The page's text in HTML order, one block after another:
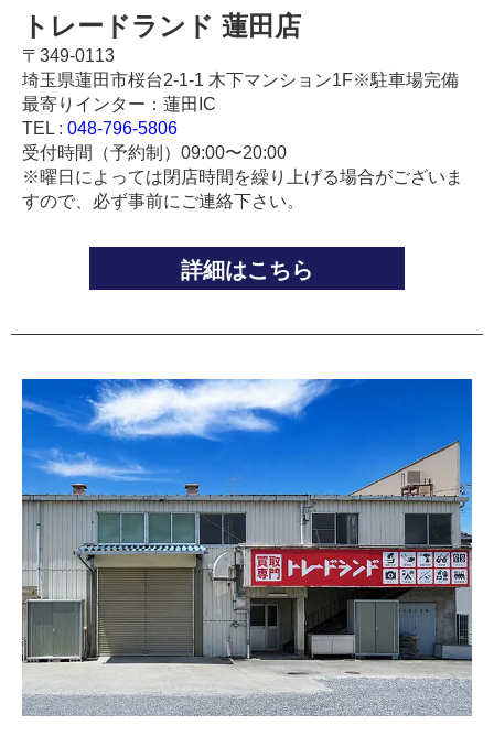
トレードランド 蓮田店
〒349-0113
埼玉県蓮田市桜台2-1-1 木下マンション1F※駐車場完備
最寄りインター：蓮田IC
TEL : 048-796-5806
受付時間（予約制）09:00〜20:00
※曜日によっては閉店時間を繰り上げる場合がございま
すので、必ず事前にご連絡下さい。
詳細はこちら